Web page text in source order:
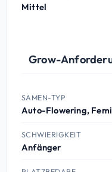
Mittel
Grow-
SAMEN-TYP
Auto-Flowering,
SCHWIERIGKEIT
Anfänger